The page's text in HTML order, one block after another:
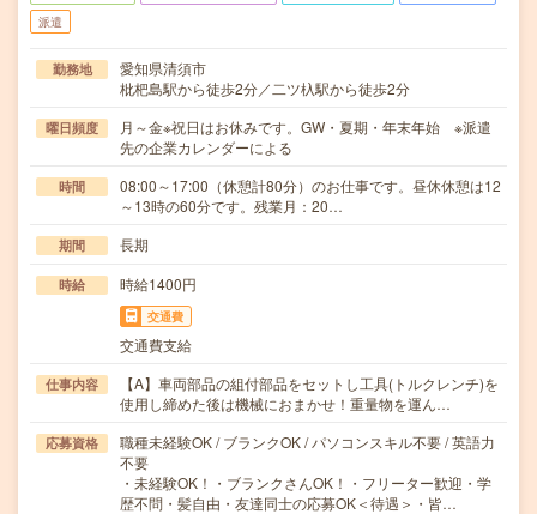
派遣
勤務地
愛知県清須市
枇杷島駅から徒歩2分／二ツ杁駅から徒歩2分
曜日頻度
月～金※祝日はお休みです。GW・夏期・年末年始 ※派遣
先の企業カレンダーによる
時間
08:00～17:00（休憩計80分）のお仕事です。昼休休憩は12
～13時の60分です。残業月：20…
期間 長期
時給 時給1400円
交通費
交通費支給
仕事内容
【A】車両部品の組付部品をセットし工具(トルクレンチ)を
使用し締めた後は機械におまかせ！重量物を運ん…
応募資格
職種未経験OK / ブランクOK / パソコンスキル不要 / 英語力
不要
・未経験OK！・ブランクさんOK！・フリーター歓迎・学
歴不問・髪自由・友達同士の応募OK＜待遇＞・皆…